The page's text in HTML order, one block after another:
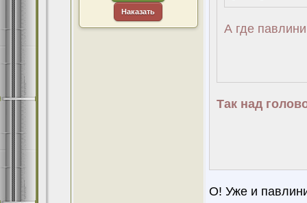
Наказать
А где
Так над
О! Уже и